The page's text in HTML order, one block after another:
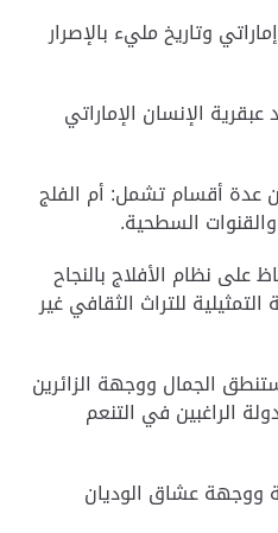
وتاريخ مليء بالإصرار
الإنسان الإماراتي
عدة أقسام تشمل: أم الفلج
السطحية.
على نظام الأفلاج بالنجاح
التمثيلية للتراث الثقافي غير
الجمال ووجهة الزائرين
الراغبين في التنعم
ووجهة عشاق الوديان